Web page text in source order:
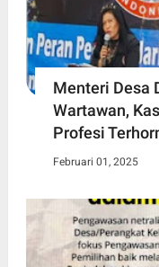
Menteri Desa
Wartawan,
Profesi
Februari 01, 2025